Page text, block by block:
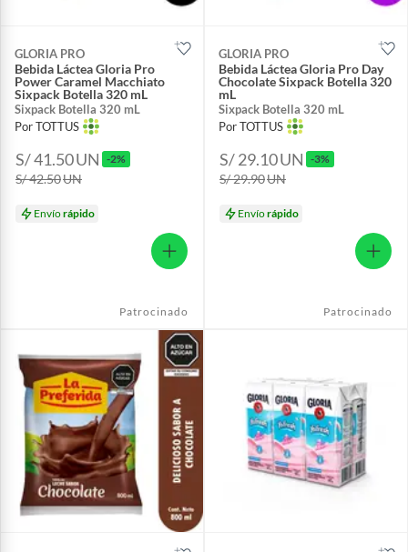
GLORIA PRO
Bebida Láctea Gloria Pro
Power Caramel Macchiato
Sixpack Botella 320 mL
Sixpack Botella 320 mL
Por TOTTUS
S/ 41.50UN -2%
S/ 42.50UN
Envíorápido
Patrocinado
GLORIA PRO
Bebida Láctea Gloria Pro Day
Chocolate Sixpack Botella 320
mL
Sixpack Botella 320 mL
Por TOTTUS
S/ 29.10UN -3%
S/ 29.90UN
Envíorápido
Patrocinado